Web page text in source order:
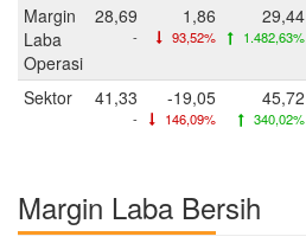
Margin
Laba
Operasi
28,69
-
1,86
93,52%
29,44
1.482,63%
Sektor 41,33
-
-19,05
146,09%
45,72
340,02%
Margin Laba Bersih